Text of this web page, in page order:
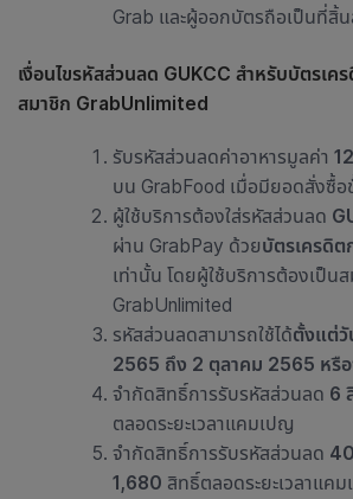
Grab และผู้ออกบัตรถือเป็นที่สิ้
เงื่อนไขรหัสส่วนลด GUKCC สำหรับบัตรเค
สมาชิก GrabUnlimited
รับรหัสส่วนลดค่าอาหารมูลค่า
บน GrabFood เมื่อมียอดสั่งซื้อ
ผู้ใช้บริการต้องใส่รหัสส่วนลด
ผ่าน GrabPay ด้วยบัตรเครดิต
เท่านั้น โดยผู้ใช้บริการต้องเป็น
GrabUnlimited
รหัสส่วนลดสามารถใช้ได้ตั้งแต่
2565 ถึง 2 ตุลาคม 2565 หรื
จำกัดสิทธิ์การรับรหัสส่วนลด 6
ตลอดระยะเวลาแคมเปญ
จำกัดสิทธิ์การรับรหัสส่วนลด 40
1,680 สิทธิ์ตลอดระยะเวลาแค